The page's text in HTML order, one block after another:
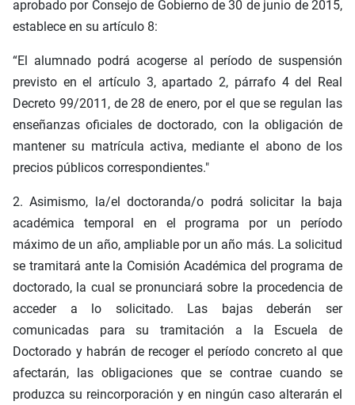
aprobado por Consejo de Gobierno de 30 de junio de 2015,
establece en su artículo 8:
“El alumnado podrá acogerse al período de suspensión
previsto en el artículo 3, apartado 2, párrafo 4 del Real
Decreto 99/2011, de 28 de enero, por el que se regulan las
enseñanzas oficiales de doctorado, con la obligación de
mantener su matrícula activa, mediante el abono de los
precios públicos correspondientes."
2. Asimismo, la/el doctoranda/o podrá solicitar la baja
académica temporal en el programa por un período
máximo de un año, ampliable por un año más. La solicitud
se tramitará ante la Comisión Académica del programa de
doctorado, la cual se pronunciará sobre la procedencia de
acceder a lo solicitado. Las bajas deberán ser
comunicadas para su tramitación a la Escuela de
Doctorado y habrán de recoger el período concreto al que
afectarán, las obligaciones que se contrae cuando se
produzca su reincorporación y en ningún caso alterarán el